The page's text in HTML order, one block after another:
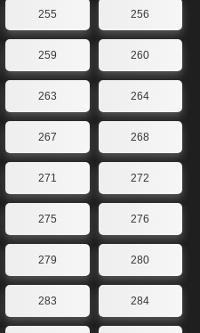
255 256
259 260
263 264
267 268
271 272
275 276
279 280
283 284